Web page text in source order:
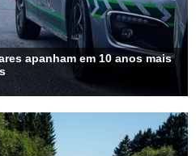
apanham em 10 anos mais